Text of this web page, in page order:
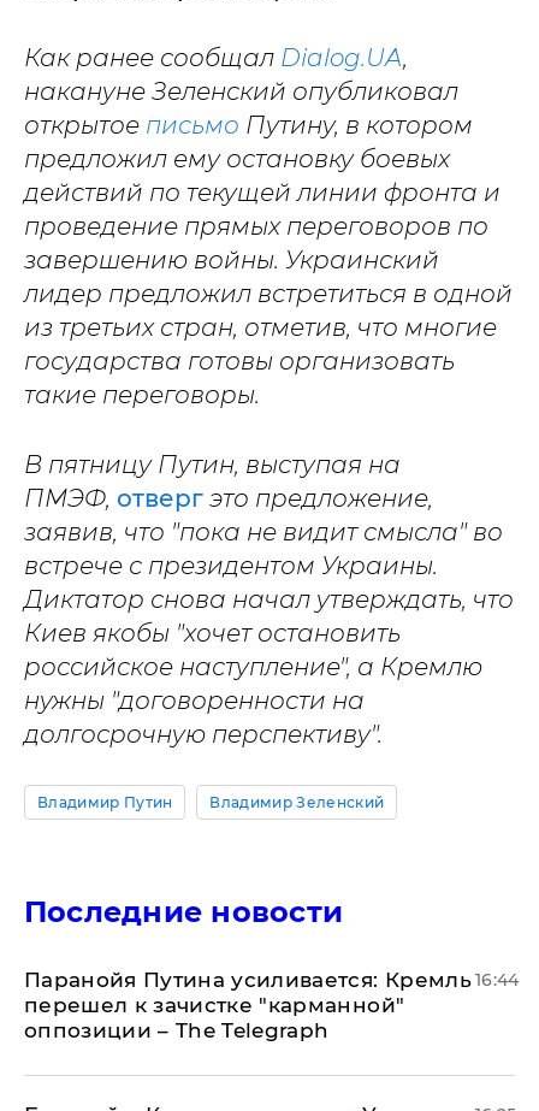
Как ранее сообщал Dialog.UA,
накануне Зеленский опубликовал
открытое письмо Путину, в котором
предложил ему остановку боевых
действий по текущей линии фронта и
проведение прямых переговоров по
завершению войны. Украинский
лидер предложил встретиться в одной
из третьих стран, отметив, что многие
государства готовы организовать
такие переговоры.
В пятницу Путин, выступая на
ПМЭФ, отверг это предложение,
заявив, что "пока не видит смысла" во
встрече с президентом Украины.
Диктатор снова начал утверждать, что
Киев якобы "хочет остановить
российское наступление", а Кремлю
нужны "договоренности на
долгосрочную перспективу".
Владимир Путин Владимир Зеленский
Последние новости
Паранойя Путина усиливается: Кремль
перешел к зачистке "карманной"
оппозиции – The Telegraph
16:44